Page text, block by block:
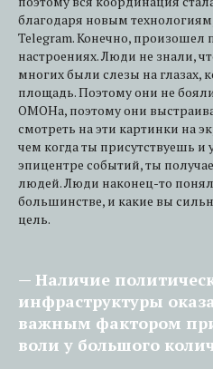
благодаря новым
Telegram. Конечно, произошел
настроениях. Люди не знали,
многих были слезы на глазах,
площадь. Поэтому они не
ОМОНа, поэтому они
смотреть на эти картинки на
чем когда ты присутствуешь и
эпицентре событий, ты
людей. Люди наконец-то
большинстве, и какие вы
цель.
— Наличие
инфраструктуры
важным фактором
воли у большого